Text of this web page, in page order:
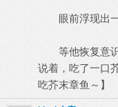
眼前浮现出
等他恢复意识
说着，吃了一口
吃芥末章鱼～】